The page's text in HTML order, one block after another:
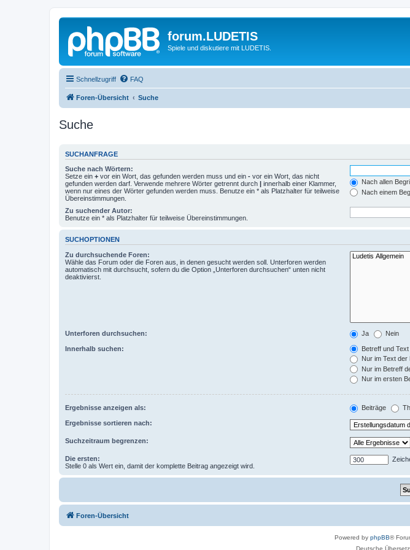
forum.LUDETIS
Spiele und diskutiere mit LUDETIS.
Schnellzugriff FAQ
Foren-Übersicht Suche
Suche
SUCHANFRAGE
Suche nach Wörtern:
Setze ein + vor ein Wort, das gefunden werden muss und ein - vor ein Wort, das nicht
gefunden werden darf. Verwende mehrere Wörter getrennt durch | innerhalb einer Klammer,
wenn nur eines der Wörter gefunden werden muss. Benutze ein * als Platzhalter für teilweise
Übereinstimmungen.
Nach allen
Nach einem
Zu suchender Autor:
Benutze ein * als Platzhalter für teilweise Übereinstimmungen.
SUCHOPTIONEN
Zu durchsuchende Foren:
Wähle das Forum oder die Foren aus, in denen gesucht werden soll. Unterforen werden
automatisch mit durchsucht, sofern du die Option „Unterforen durchsuchen“ unten nicht
deaktivierst.
Unterforen durchsuchen: Ja Nein
Innerhalb suchen:
Betreff und
Nur im Text der
Nur im Betreff
Nur im ersten
Ergebnisse anzeigen als: Beiträge
Ergebnisse sortieren nach:
Suchzeitraum begrenzen:
Die ersten:
Stelle 0 als Wert ein, damit der komplette Beitrag angezeigt wird.
Foren-Übersicht
Powered by phpBB®
Deutsche